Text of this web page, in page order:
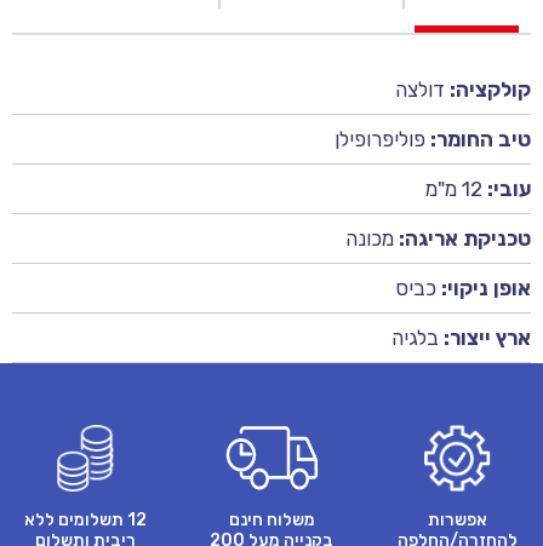
קולקציה: דולצה
טיב החומר: פוליפרופילן
עובי: 12 מ"מ
טכניקת אריגה: מכונה
אופן ניקוי: כביס
ארץ ייצור: בלגיה
אפשרות
להחזרה/החלפה
משלוח חינם
בקנייה מעל 200
12 תשלומים ללא
ריבית ותשלום